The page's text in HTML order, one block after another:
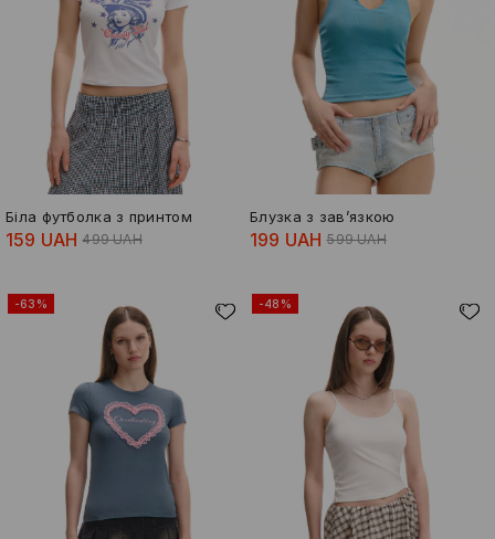
Біла футболка з принтом
159 UAH 499 UAH
Блузка з зав’язкою
199 UAH 599 UAH
-63% -48%